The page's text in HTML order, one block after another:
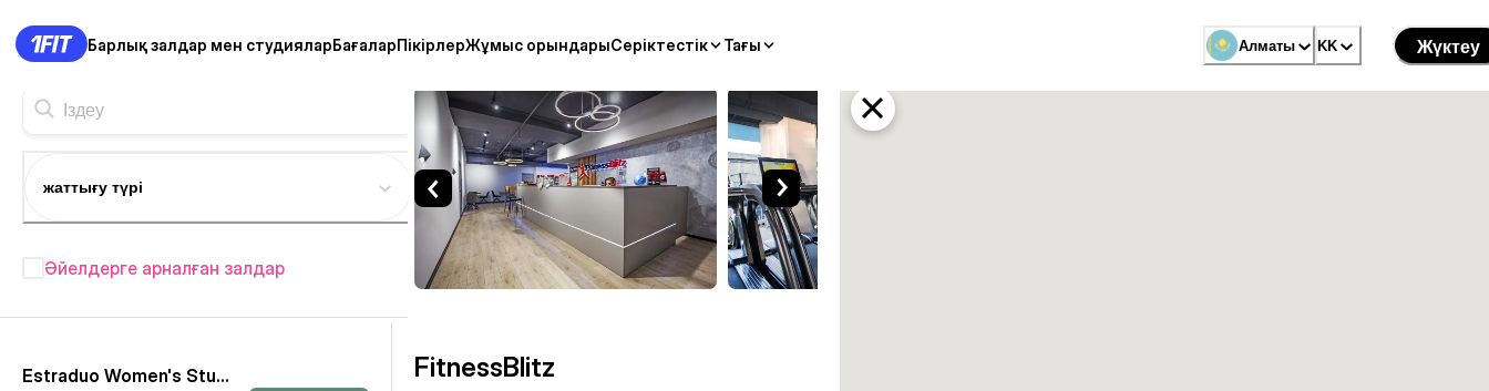
Барлық залдар мен студияларБағаларПікірлерЖұмыс орындарыСеріктестік Тағы Алматы KK Жүктеу
жаттығу түрі
Әйелдерге арналған залдар
Алматы фитнес студиялары
Estraduo Women's Studio
FitnessBlitz — Фитнес-орталығы Алматы
FitnessBlitz